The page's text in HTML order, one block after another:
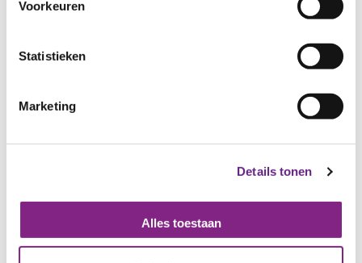
Voorkeuren
Statistieken
Marketing
Details tonen
Alles toestaan